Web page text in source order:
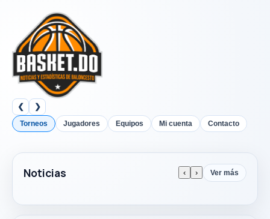
❮ ❯
Torneos Jugadores Equipos Mi cuenta Contacto
Noticias ‹ › Ver más